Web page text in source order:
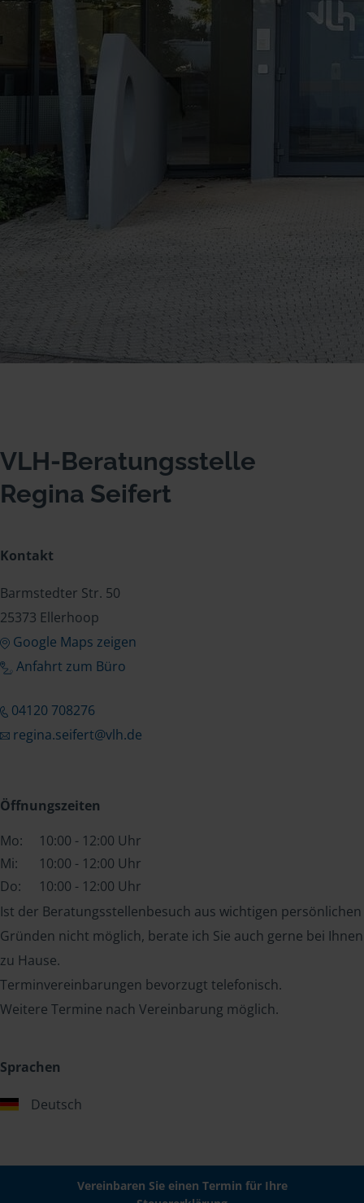
VLH-Beratungsstelle
Regina Seifert
Kontakt
Barmstedter Str. 50
25373 Ellerhoop
Google Maps zeigen
Anfahrt zum Büro
04120 708276
regina.seifert@vlh.de
Öffnungszeiten
Mo:
10:00 - 12:00 Uhr
Mi:
10:00 - 12:00 Uhr
Do:
10:00 - 12:00 Uhr
Ist der Beratungsstellenbesuch aus wichtigen persönlichen
Gründen nicht möglich, berate ich Sie auch gerne bei Ihnen
zu Hause.
Terminvereinbarungen bevorzugt telefonisch.
Weitere Termine nach Vereinbarung möglich.
Sprachen
Deutsch
Vereinbaren Sie einen Termin für Ihre